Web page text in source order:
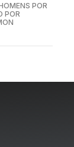
POR
POR